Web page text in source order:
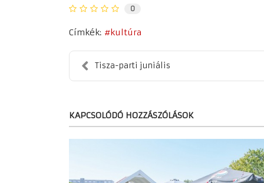
0
Címkék: kultúra
Tisza-parti juniális
KAPCSOLÓDÓ HOZZÁSZÓLÁSOK